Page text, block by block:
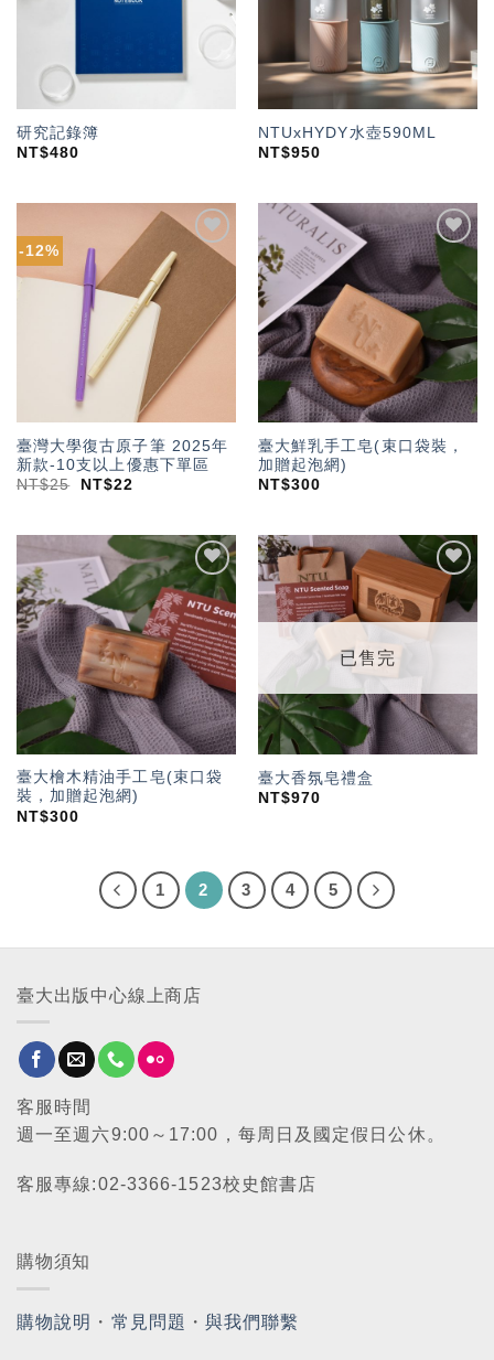
研究記錄簿
NT$480
NTUxHYDY水壺590ML
NT$950
-12%
加入
單」
臺灣大學復古原子筆 2025年
新款-10支以上優惠下單區
NT$25 NT$22
加入
「願
望輕
單」
臺大鮮乳手工皂(束口袋裝，
加贈起泡網)
NT$300
加入
「願
望輕
單」
臺大檜木精油手工皂(束口袋
裝，加贈起泡網)
NT$300
加入
「願
望輕
已售完
臺大香氛皂禮盒
NT$970
1 2 3 4 5
臺大出版中心線上商店
客服時間
週一至週六9:00～17:00，每周日及國定假日公休。
客服專線:02-3366-1523校史館書店
購物須知
購物說明 ・ 常見問題 ・與我們聯繫